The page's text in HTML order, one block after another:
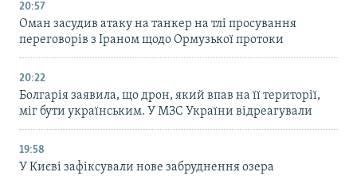
20:57
Оман засудив атаку на танкер на тлі просування
переговорів з Іраном щодо Ормузької протоки
20:22
Болгарія заявила, що дрон, який впав на її території,
міг бути українським. У МЗС України відреагували
19:58
У Києві зафіксували нове забруднення озера